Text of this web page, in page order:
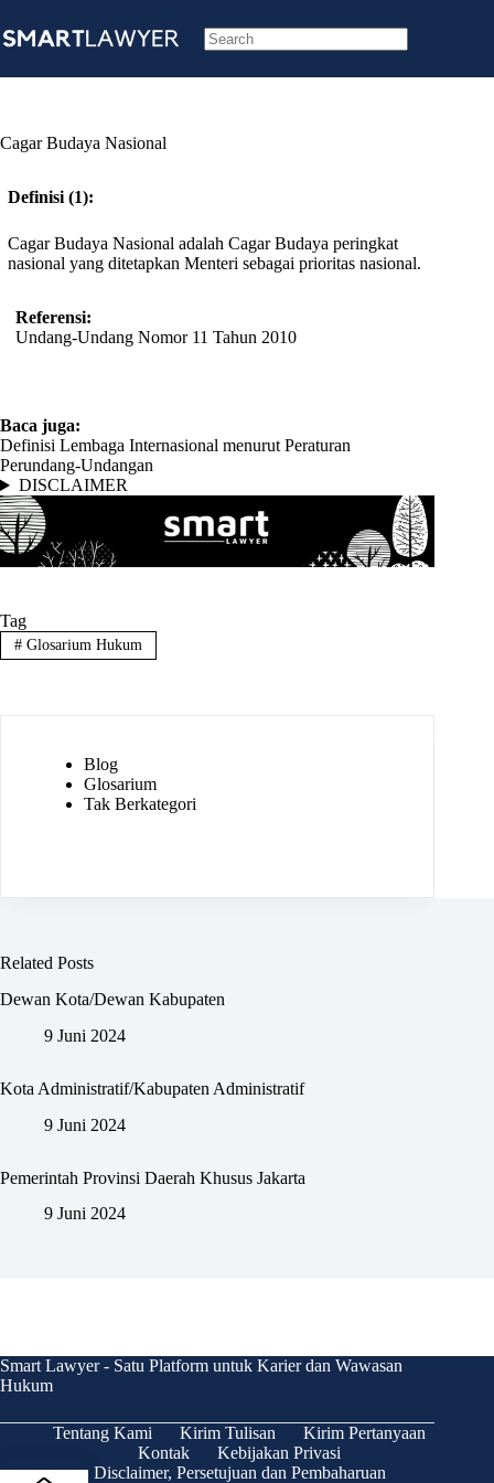
to
content
results
Cagar Budaya Nasional
Definisi (1):
Cagar Budaya Nasional adalah Cagar Budaya peringkat
nasional yang ditetapkan Menteri sebagai prioritas nasional.
Referensi:
Undang-Undang Nomor 11 Tahun 2010
Baca juga:
Definisi Lembaga Internasional menurut Peraturan
Perundang-Undangan
DISCLAIMER
Tag
#Glosarium Hukum
Blog
Glosarium
Tak Berkategori
Related Posts
Dewan Kota/Dewan Kabupaten
9 Juni 2024
Kota Administratif/Kabupaten Administratif
9 Juni 2024
Pemerintah Provinsi Daerah Khusus Jakarta
9 Juni 2024
Smart Lawyer - Satu Platform untuk Karier dan Wawasan
Hukum
Tentang Kami Kirim Tulisan
Kirim Pertanyaan
Kontak
Kebijakan Privasi
Disclaimer, Persetujuan dan Pembaharuan